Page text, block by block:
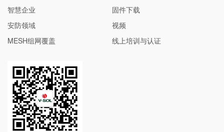
智慧企业
安防领域
MESH组网覆盖
固件下载
视频
线上培训与认证